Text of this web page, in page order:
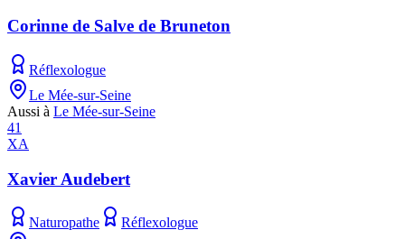
Corinne de Salve de Bruneton
Réflexologue
Le Mée-sur-Seine
Aussi à Le Mée-sur-Seine
41
XA
Xavier Audebert
Naturopathe
Réflexologue